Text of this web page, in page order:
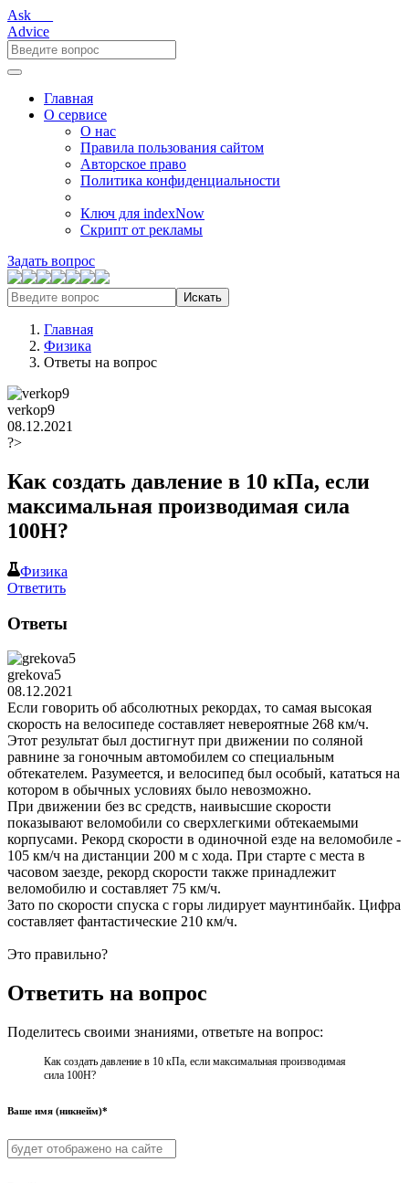
Ask___
Advice
Главная
О сервисе
О нас
Правила пользования сайтом
Авторское право
Политика конфиденциальности
Ключ для indexNow
Скрипт от рекламы
Задать вопрос
Искать
Главная
Физика
Ответы на вопрос
verkop9
08.12.2021
?>
Как создать давление в 10 кПа, если
максимальная производимая сила
100H?
Физика
Ответить
Ответы
grekova5
08.12.2021
Если говорить об абсолютных рекордах, то самая высокая
скорость на велосипеде составляет невероятные 268 км/ч.
Этот результат был достигнут при движении по соляной
равнине за гоночным автомобилем со специальным
обтекателем. Разумеется, и велосипед был особый, кататься на
котором в обычных условиях было невозможно.
При движении без вс средств, наивысшие скорости
показывают веломобили со сверхлегкими обтекаемыми
корпусами. Рекорд скорости в одиночной езде на веломобиле -
105 км/ч на дистанции 200 м с хода. При старте с места в
часовом заезде, рекорд скорости также принадлежит
веломобилю и составляет 75 км/ч.
Зато по скорости спуска с горы лидирует маунтинбайк. Цифра
составляет фантастические 210 км/ч.
Это правильно?
Ответить на вопрос
Поделитесь своими знаниями, ответьте на вопрос:
Как создать давление в 10 кПа, если максимальная производимая
сила 100H?
Ваше имя (никнейм)*